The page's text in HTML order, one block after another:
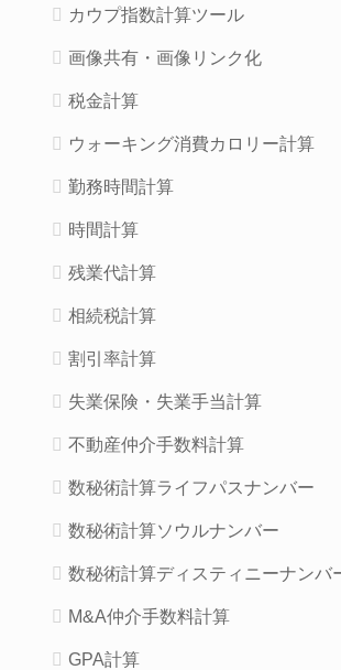
カウプ指数計算ツール
画像共有・画像リンク化
税金計算
ウォーキング消費カロリー計算
勤務時間計算
時間計算
残業代計算
相続税計算
割引率計算
失業保険・失業手当計算
不動産仲介手数料計算
数秘術計算ライフパスナンバー
数秘術計算ソウルナンバー
数秘術計算ディスティニーナンバ
M&A仲介手数料計算
GPA計算